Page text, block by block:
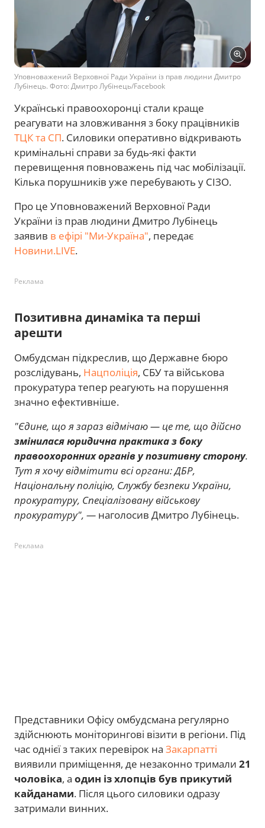
Уповноважений Верховної Ради України із прав людини Дмитро
Лубінець. Фото: Дмитро Лубінець/Facebook
Українські правоохоронці стали краще
реагувати на зловживання з боку працівників
ТЦК та СП. Силовики оперативно відкривають
кримінальні справи за будь-які факти
перевищення повноважень під час мобілізації.
Кілька порушників уже перебувають у СІЗО.
Про це Уповноважений Верховної Ради
України із прав людини Дмитро Лубінець
заявив в ефірі "Ми-Україна", передає
Новини.LIVE.
Реклама
Позитивна динаміка та перші
арешти
Омбудсман підкреслив, що Державне бюро
розслідувань, Нацполіція, СБУ та військова
прокуратура тепер реагують на порушення
значно ефективніше.
"Єдине, що я зараз відмічаю — це те, що дійсно
змінилася юридична практика з боку
правоохоронних органів у позитивну сторону.
Тут я хочу відмітити всі органи: ДБР,
Національну поліцію, Службу безпеки України,
прокуратуру, Спеціалізовану військову
прокуратуру", — наголосив Дмитро Лубінець.
Реклама
Представники Офісу омбудсмана регулярно
здійснюють моніторингові візити в регіони. Під
час однієї з таких перевірок на Закарпатті
виявили приміщення, де незаконно тримали 21
чоловіка, а один із хлопців був прикутий
кайданами. Після цього силовики одразу
затримали винних.